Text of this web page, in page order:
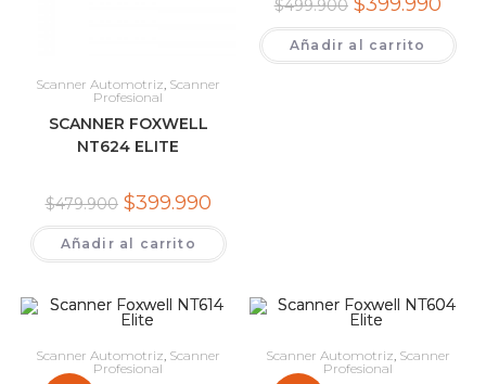
Scanner Automotriz Scanner
Profesional
SCANNER FOXWELL
NT624 ELITE
$479.900 El
precio
original
era:
$479.900.
$399.990El
actual
es:
$399.990.
Añadir al carrito
$499.900
precio
original
era:
$499.900.
actual
es:
Añadir al carrito
Scanner Automotriz, Scanner
Profesional
Scanner Automotriz, Scanner
Profesional